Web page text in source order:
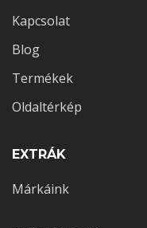
Kapcsolat
Blog
Termékek
Oldaltérkép
EXTRÁK
Márkáink